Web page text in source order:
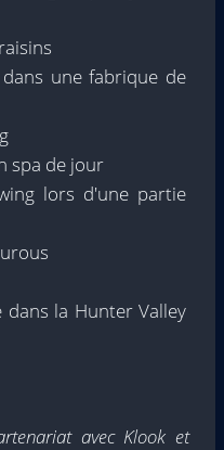
une fabrique de
spa de jour
lors d'une partie
dans la Hunter Valley
avec Klook et